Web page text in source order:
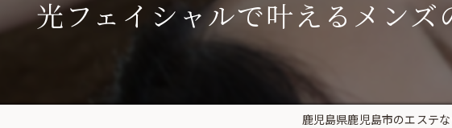
光フェイシャルで叶えるメン
鹿児島県鹿児島市のエステ